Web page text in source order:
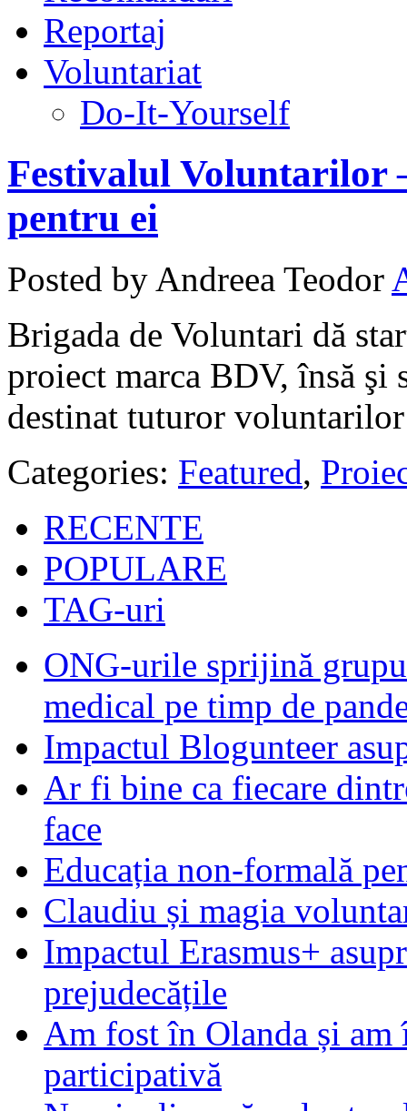
Reportaj
Voluntariat
Do-It-Yourself
Festivalul Voluntarilor
pentru ei
Posted by Andreea Teodor
Brigada de Voluntari dă
proiect marca BDV, însă
destinat tuturor
Categories: Featured,
RECENTE
POPULARE
TAG-uri
ONG-urile sprijină
medical pe timp de
Impactul Blogunteer
Ar fi bine ca fiecare
face
Educația non-formală
Claudiu și magia
Impactul Erasmus+
prejudecățile
Am fost în Olanda și am
participativă